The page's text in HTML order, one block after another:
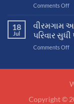
Comments Offon
18
Jul
વીરમગામ
પરિવાર
Comments Offon
Copyright ©